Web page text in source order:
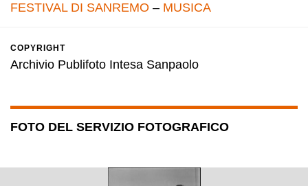
FESTIVAL DI SANREMO – MUSICA
COPYRIGHT
Archivio Publifoto Intesa Sanpaolo
FOTO DEL SERVIZIO FOTOGRAFICO